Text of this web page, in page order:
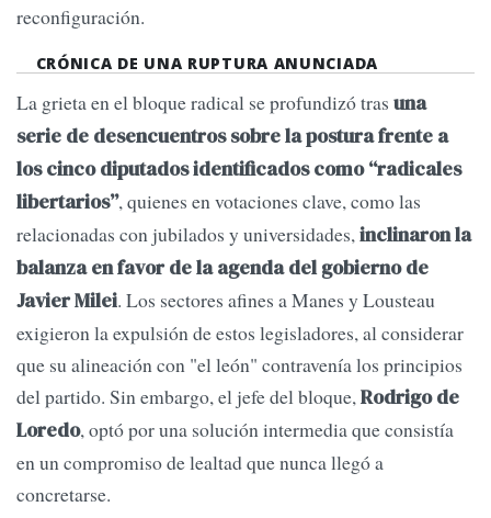
reconfiguración.
CRÓNICA DE UNA RUPTURA ANUNCIADA
La grieta en el bloque radical se profundizó tras una
serie de desencuentros sobre la postura frente a
los cinco diputados identificados como “radicales
libertarios”, quienes en votaciones clave, como las
relacionadas con jubilados y universidades,inclinaron la
balanza en favor de la agenda del gobierno de
Javier Milei. Los sectores afines a Manes y Lousteau
exigieron la expulsión de estos legisladores, al considerar
que su alineación con "el león" contravenía los principios
del partido. Sin embargo, el jefe del bloque,Rodrigo de
Loredo, optó por una solución intermedia que consistía
en un compromiso de lealtad que nunca llegó a
concretarse.